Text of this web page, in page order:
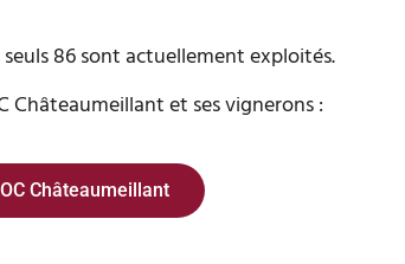
seuls 86 sont actuellement exploités.
Châteaumeillant et ses vignerons :
Châteaumeillant